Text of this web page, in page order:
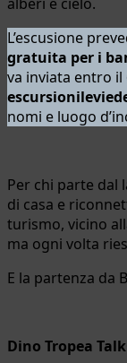
L’escusione
gratuita per i
va inviata entro
nomi e luogo
Per chi parte dal
di casa e
turismo, vicino
ma ogni volta
E la partenza da
Dino Tropea